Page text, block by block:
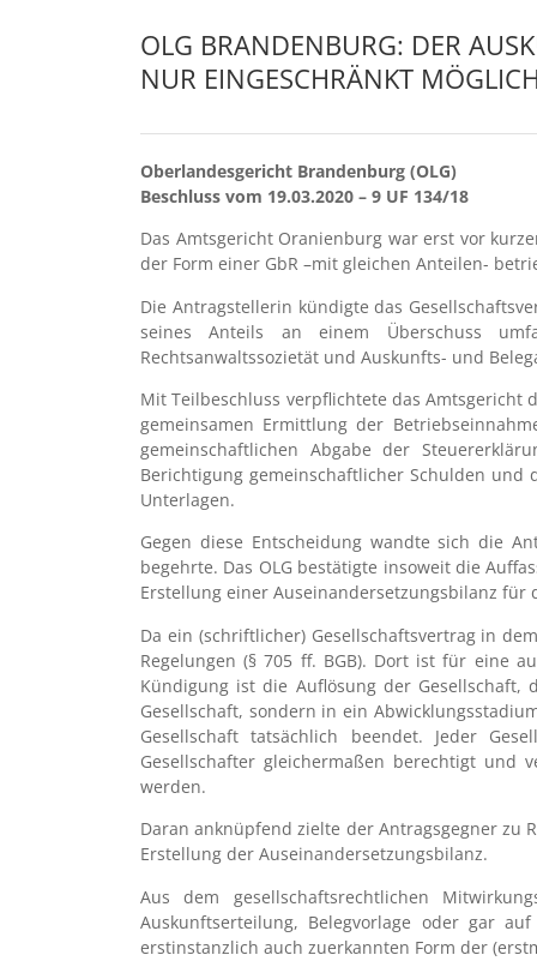
OLG BRANDENBURG: DER
NUR EINGESCHRÄNKT
Oberlandesgericht Brandenburg (OLG)
Beschluss vom 19.03.2020 – 9 UF 134/18
Das Amtsgericht Oranienburg war erst vor
der Form einer GbR –mit gleichen Anteilen-
Die Antragstellerin kündigte das
seines Anteils an einem Überschuss
Rechtsanwaltssozietät und Auskunfts- und
Mit Teilbeschluss verpflichtete das
gemeinsamen Ermittlung der
gemeinschaftlichen Abgabe der
Berichtigung gemeinschaftlicher Schulden
Unterlagen.
Gegen diese Entscheidung wandte sich die
begehrte. Das OLG bestätigte insoweit die
Erstellung einer Auseinandersetzungsbilanz für
Da ein (schriftlicher) Gesellschaftsvertrag in
Regelungen (§ 705 ff. BGB). Dort ist für eine
Kündigung ist die Auflösung der Gesellschaft,
Gesellschaft, sondern in ein
Gesellschaft tatsächlich beendet. Jeder
Gesellschafter gleichermaßen berechtigt und
werden.
Daran anknüpfend zielte der Antragsgegner zu
Erstellung der Auseinandersetzungsbilanz.
Aus dem gesellschaftsrechtlichen
Auskunftserteilung, Belegvorlage oder gar
erstinstanzlich auch zuerkannten Form der